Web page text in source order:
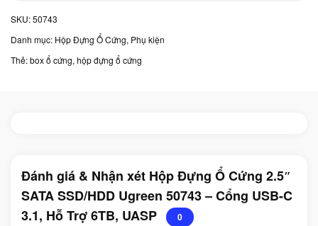
SKU:50743
Danh mục: Hộp Đựng Ổ Cứng, Phụ kiện
Thẻ:box ổ cứng, hộp đựng ổ cứng
Đánh giá & Nhận xét Hộp Đựng Ổ Cứng 2.5″
SATA SSD/HDD Ugreen 50743 – Cổng USB-C
3.1, Hỗ Trợ 6TB, UASP
0